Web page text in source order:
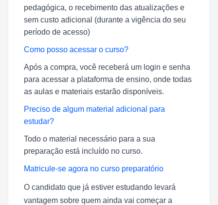
pedagógica, o recebimento das atualizações e
sem custo adicional (durante a vigência do seu
período de acesso)
Como posso acessar o curso?
Após a compra, você receberá um login e senha
para acessar a plataforma de ensino, onde todas
as aulas e materiais estarão disponíveis.
Preciso de algum material adicional para
estudar?
Todo o material necessário para a sua
preparação está incluído no curso.
Matricule-se agora no curso preparatório
O candidato que já estiver estudando levará
vantagem sobre quem ainda vai começar a